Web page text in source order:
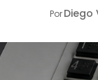
PorDiego